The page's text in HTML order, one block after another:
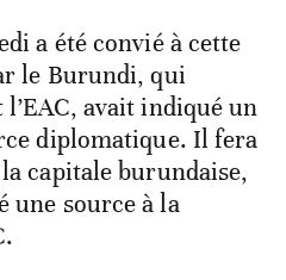
a été convié à cette
le Burundi, qui
avait indiqué un
diplomatique. Il fera
capitale burundaise,
une source à la